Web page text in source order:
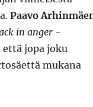
Paavo
in anger-
että jopa joku
mukana